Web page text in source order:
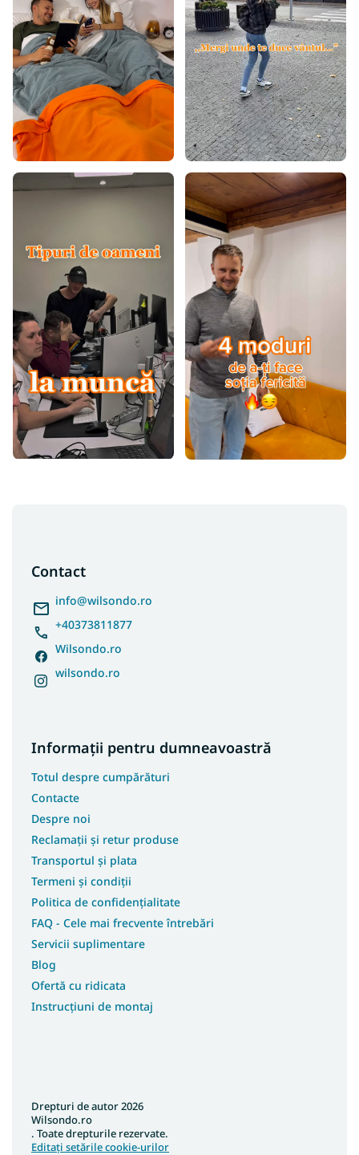
Contact
info@wilsondo.ro
+40373811877
Wilsondo.ro
wilsondo.ro
Informații pentru dumneavoastră
Totul despre cumpărături
Contacte
Despre noi
Reclamații și retur produse
Transportul și plata
Termeni și condiții
Politica de confidențialitate
FAQ - Cele mai frecvente întrebări
Servicii suplimentare
Blog
Ofertă cu ridicata
Instrucțiuni de montaj
Drepturi de autor 2026
Wilsondo.ro
. Toate drepturile rezervate.
Editați setările cookie-urilor